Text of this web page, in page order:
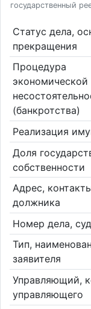
государственный
Статус дела,
прекращения
Процедура
экономической
(банкротства)
Реализация
Доля
собственности
Адрес,
должника
Номер дела,
Тип,
заявителя
Управляющий,
управляющего